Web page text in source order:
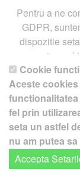
Copyright ©
Textele si
catre proprietarul
Pentru a ne
GDPR,
dispozitie
aceste
schimbati
buton in coltul
cunostiinta
website-
dezactivate.
Pentru a ne
Cookie
Aceste
fel prin
seta un astfel
nu am putea
acest ecran
Accepta